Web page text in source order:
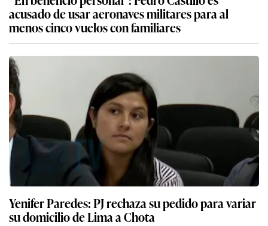
acusado de usar aeronaves militares para al
menos cinco vuelos con familiares
Yenifer Paredes: PJ rechaza su pedido para variar
su domicilio de Lima a Chota